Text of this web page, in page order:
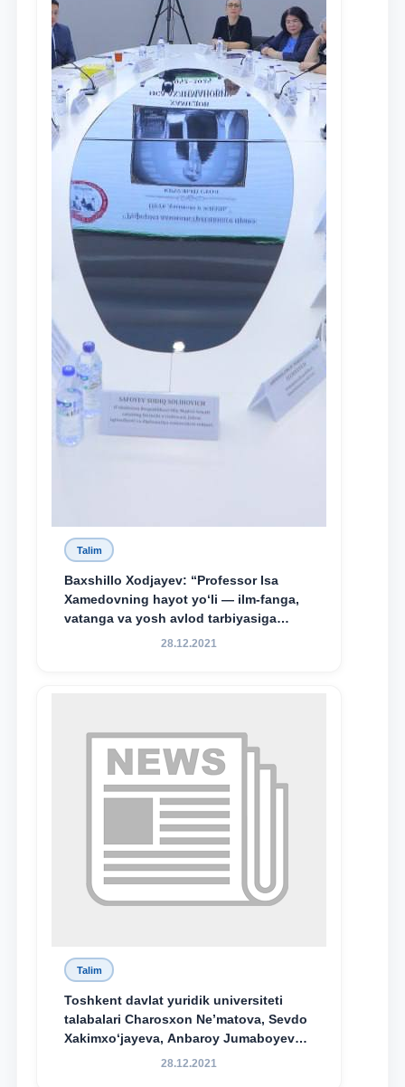
Talim
Baxshillo Xodjayev: “Professor Isa
Xamedovning hayot yo‘li — ilm-fanga,
vatanga va yosh avlod tarbiyasiga
sodiqlikning oliy namunasidir”.
28.12.2021
Talim
Toshkent davlat yuridik universiteti
talabalari Charosxon Ne’matova, Sevdo
Xakimxo‘jayeva, Anbaroy Jumaboyeva
hamda TDYU qoshidagi M.S.Vosiqova
28.12.2021